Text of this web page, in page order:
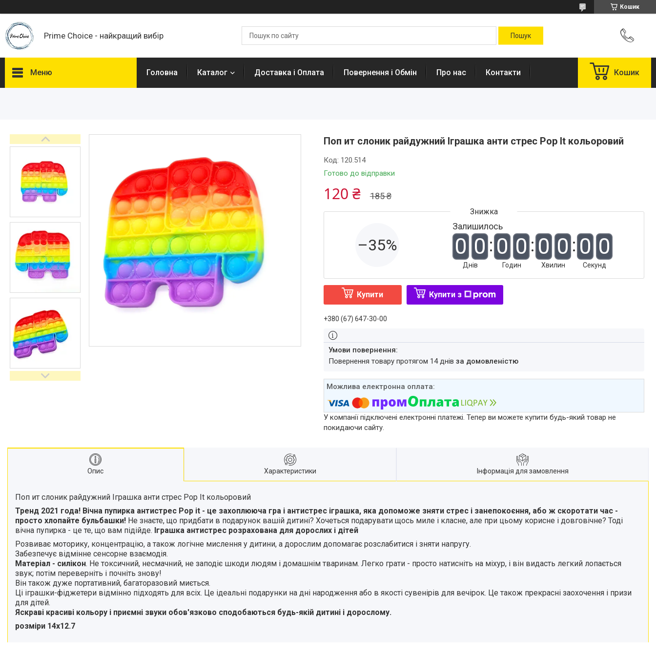
Кошик
Prime Choice - найкращий вибір
Меню
Договір публічної оферти
Відгуки
Головна Каталог Доставка і Оплата Повернення і Обмін Про нас Контакти Кошик
Поп ит слоник райдужний Іграшка анти стрес Pop It кольоровий
Готово до відправки
Код: 120.514
185 ₴
120 ₴
–35%
Залишилось
0 0
Днів
0 0
Годин
0 0
Хвилин
0 0
Секунд
Купити Купити з
+380 (67) 647-30-00
повернення товару протягом 14 днів за домовленістю
У компанії підключені електронні платежі. Тепер ви можете купити будь-який товар не
покидаючи сайту.
Опис Характеристики Інформація для замовлення
Поп ит слоник райдужний Іграшка анти стрес Pop It кольоровий
Тренд 2021 года! Вічна пупирка антистрес Pop it - це захоплююча гра і антистрес іграшка, яка допоможе зняти стрес і занепокоєння, або ж скоротати час -
просто хлопайте бульбашки! Не знаєте, що придбати в подарунок вашій дитині? Хочеться подарувати щось миле і класне, але при цьому корисне і довговічне? Тоді
вічна пупирка - це те, що вам підійде. Іграшка антистрес розрахована для дорослих і дітей
Розвиває моторику, концентрацію, а також логічне мислення у дитини, а дорослим допомагає розслабитися і зняти напругу.
Забезпечує відмінне сенсорне взаємодія.
Матеріал - силікон. Не токсичний, несмачний, не заподіє шкоди людям і домашнім тваринам. Легко грати - просто натисніть на міхур, і він видасть легкий лопається
звук; потім переверніть і почніть знову!
Він також дуже портативний, багаторазовий миється.
Ці іграшки-фіджетери відмінно підходять для всіх. Це ідеальні подарунки на дні народження або в якості сувенірів для вечірок. Це також прекрасні заохочення і призи
для дітей.
Яскраві красиві кольору і приємні звуки обов'язково сподобаються будь-якій дитині і дорослому.
розміри 14х12.7